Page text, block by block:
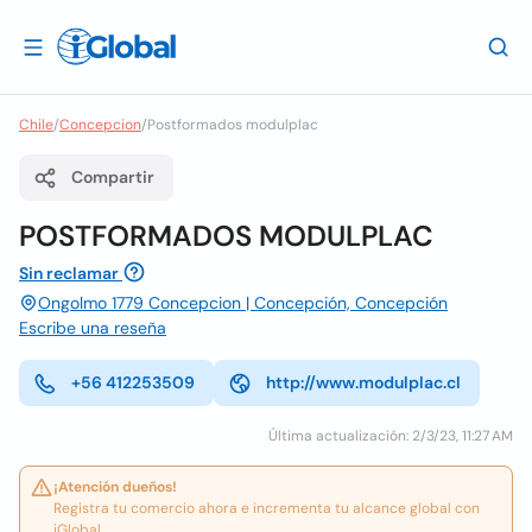
Chile/Concepcion/Postformados modulplac
Compartir
POSTFORMADOS MODULPLAC
Sin reclamar
Ongolmo 1779 Concepcion | Concepción, Concepción
Escribe una reseña
+56 412253509 http://www.modulplac.cl
Última actualización: 2/3/23, 11:27 AM
¡Atención dueños!
Registra tu comercio ahora e incrementa tu alcance global con